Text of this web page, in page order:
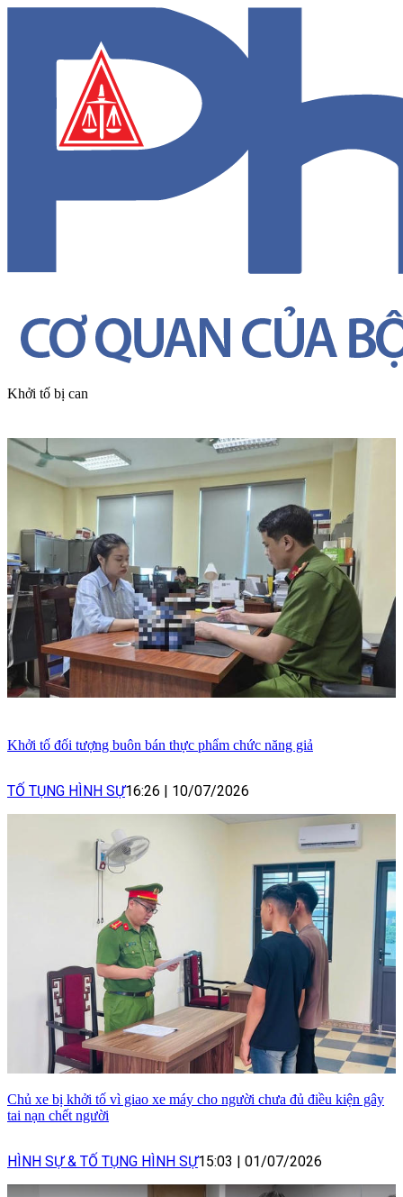
Khởi tố bị can
Khởi tố đối tượng buôn bán thực phẩm chức năng giả
TỐ TỤNG HÌNH SỰ16:26 | 10/07/2026
Chủ xe bị khởi tố vì giao xe máy cho người chưa đủ điều kiện gây
tai nạn chết người
HÌNH SỰ & TỐ TỤNG HÌNH SỰ15:03 | 01/07/2026